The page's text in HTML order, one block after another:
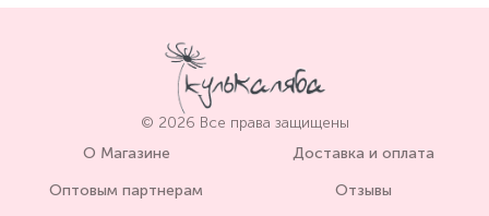
© 2026 Все права защищены
О Магазине
Оптовым партнерам
Доставка и оплата
Отзывы